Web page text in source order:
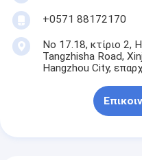
+0571 88172170
Νο 17.18, κτίριο 2,
Tangzhisha Road,
Hangzhou City,